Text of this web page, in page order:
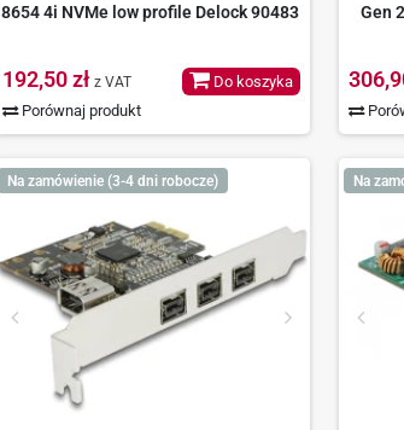
8654 4i NVMe low profile Delock 90483
192,50 zł z VAT
Porównaj produkt
Do koszyka
Gen
Na zamówienie (3-4 dni robocze) Na